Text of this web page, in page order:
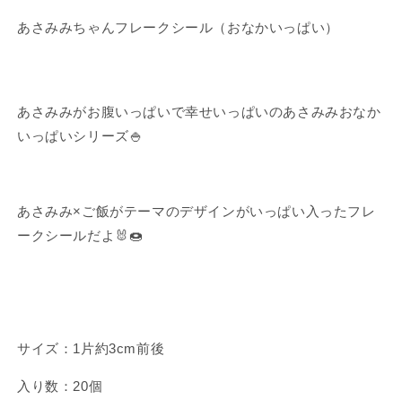
Belly)
あさみみちゃんフレークシール（おなかいっぱい）
あさみみがお腹いっぱいで幸せいっぱいのあさみみおなか
いっぱいシリーズ🍚
あさみみ×ご飯がテーマのデザインがいっぱい入ったフレ
ークシールだよ🐰🍩
サイズ：1片約3cm前後
入り数：20個